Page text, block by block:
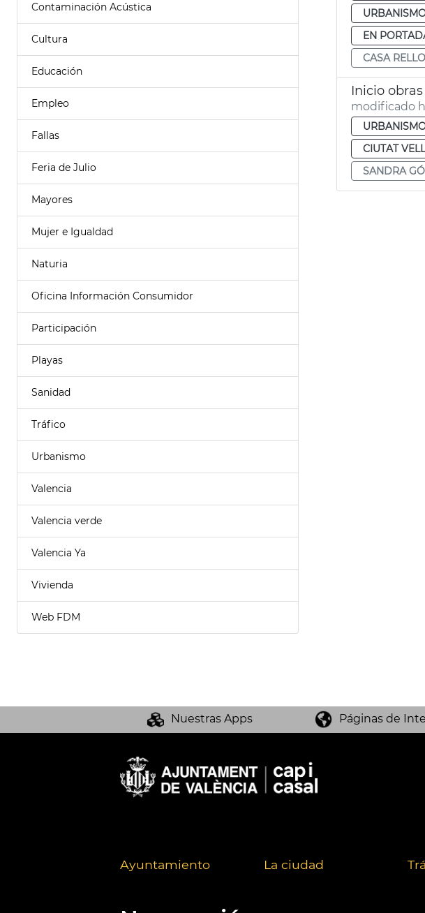
Contaminación Acústica
Cultura
Educación
Empleo
Fallas
Feria de Julio
Mayores
Mujer e Igualdad
Naturia
Oficina Información Consumidor
Participación
Playas
Sanidad
Tráfico
Urbanismo
Valencia
Valencia verde
Valencia Ya
Vivienda
Web FDM
EN
CASA
Inicio
modificado
CIUTAT
SANDRA
Nuestras Apps Páginas de
Ayuntamiento La ciudad